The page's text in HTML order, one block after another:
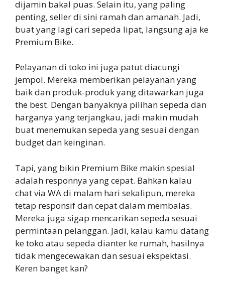
dijamin bakal puas. Selain itu, yang paling
penting, seller di sini ramah dan amanah. Jadi,
buat yang lagi cari sepeda lipat, langsung aja ke
Premium Bike.
Pelayanan di toko ini juga patut diacungi
jempol. Mereka memberikan pelayanan yang
baik dan produk-produk yang ditawarkan juga
the best. Dengan banyaknya pilihan sepeda dan
harganya yang terjangkau, jadi makin mudah
buat menemukan sepeda yang sesuai dengan
budget dan keinginan.
Tapi, yang bikin Premium Bike makin spesial
adalah responnya yang cepat. Bahkan kalau
chat via WA di malam hari sekalipun, mereka
tetap responsif dan cepat dalam membalas.
Mereka juga sigap mencarikan sepeda sesuai
permintaan pelanggan. Jadi, kalau kamu datang
ke toko atau sepeda dianter ke rumah, hasilnya
tidak mengecewakan dan sesuai ekspektasi.
Keren banget kan?